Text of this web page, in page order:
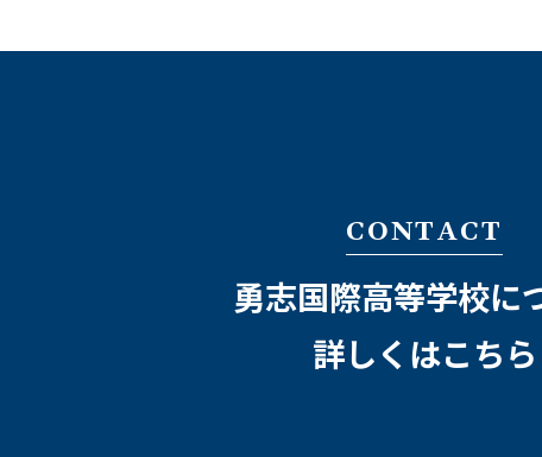
CONTACT
勇志国際高等学校に
詳しくはこちら